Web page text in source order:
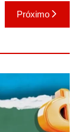
Próximo